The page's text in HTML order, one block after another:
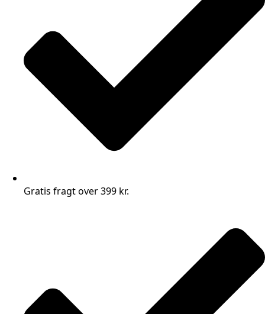
Gratis fragt over 399 kr.